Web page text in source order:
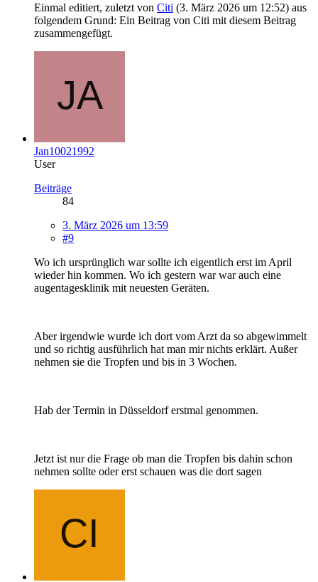
Einmal editiert, zuletzt von Citi (3. März 2026 um 12:52) aus
folgendem Grund: Ein Beitrag von Citi mit diesem Beitrag
zusammengefügt.
Jan10021992
User
Beiträge
84
3. März 2026 um 13:59
#9
Wo ich ursprünglich war sollte ich eigentlich erst im April
wieder hin kommen. Wo ich gestern war war auch eine
augentagesklinik mit neuesten Geräten.
Aber irgendwie wurde ich dort vom Arzt da so abgewimmelt
und so richtig ausführlich hat man mir nichts erklärt. Außer
nehmen sie die Tropfen und bis in 3 Wochen.
Hab der Termin in Düsseldorf erstmal genommen.
Jetzt ist nur die Frage ob man die Tropfen bis dahin schon
nehmen sollte oder erst schauen was die dort sagen